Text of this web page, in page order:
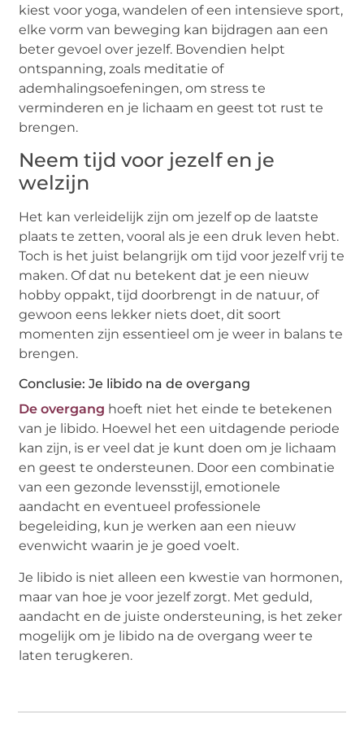
kiest voor yoga, wandelen of een intensieve sport,
elke vorm van beweging kan bijdragen aan een
beter gevoel over jezelf. Bovendien helpt
ontspanning, zoals meditatie of
ademhalingsoefeningen, om stress te
verminderen en je lichaam en geest tot rust te
brengen.
Neem tijd voor jezelf en je
welzijn
Het kan verleidelijk zijn om jezelf op de laatste
plaats te zetten, vooral als je een druk leven hebt.
Toch is het juist belangrijk om tijd voor jezelf vrij te
maken. Of dat nu betekent dat je een nieuw
hobby oppakt, tijd doorbrengt in de natuur, of
gewoon eens lekker niets doet, dit soort
momenten zijn essentieel om je weer in balans te
brengen.
Conclusie: Je libido na de overgang
De overgang hoeft niet het einde te betekenen
van je libido. Hoewel het een uitdagende periode
kan zijn, is er veel dat je kunt doen om je lichaam
en geest te ondersteunen. Door een combinatie
van een gezonde levensstijl, emotionele
aandacht en eventueel professionele
begeleiding, kun je werken aan een nieuw
evenwicht waarin je je goed voelt.
Je libido is niet alleen een kwestie van hormonen,
maar van hoe je voor jezelf zorgt. Met geduld,
aandacht en de juiste ondersteuning, is het zeker
mogelijk om je libido na de overgang weer te
laten terugkeren.